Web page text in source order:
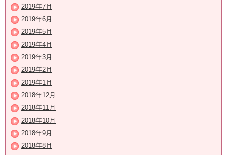
2019年7月
2019年6月
2019年5月
2019年4月
2019年3月
2019年2月
2019年1月
2018年12月
2018年11月
2018年10月
2018年9月
2018年8月